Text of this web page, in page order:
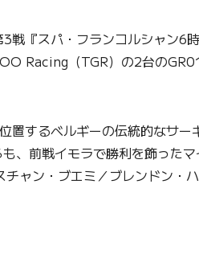
『スパ・フランコルシャン6
Racing（TGR）の2台の
するベルギーの伝統的なサ
、前戦イモラで勝利を飾った
ャン・ブエミ／ブレンドン・